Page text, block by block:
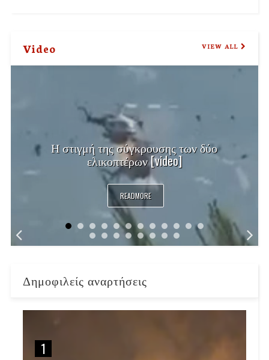
Video VIEW ALL
Η στιγμή της σύγκρουσης των δύο
ελικοπτέρων [video]
READMORE
Δημοφιλείς αναρτήσεις
1